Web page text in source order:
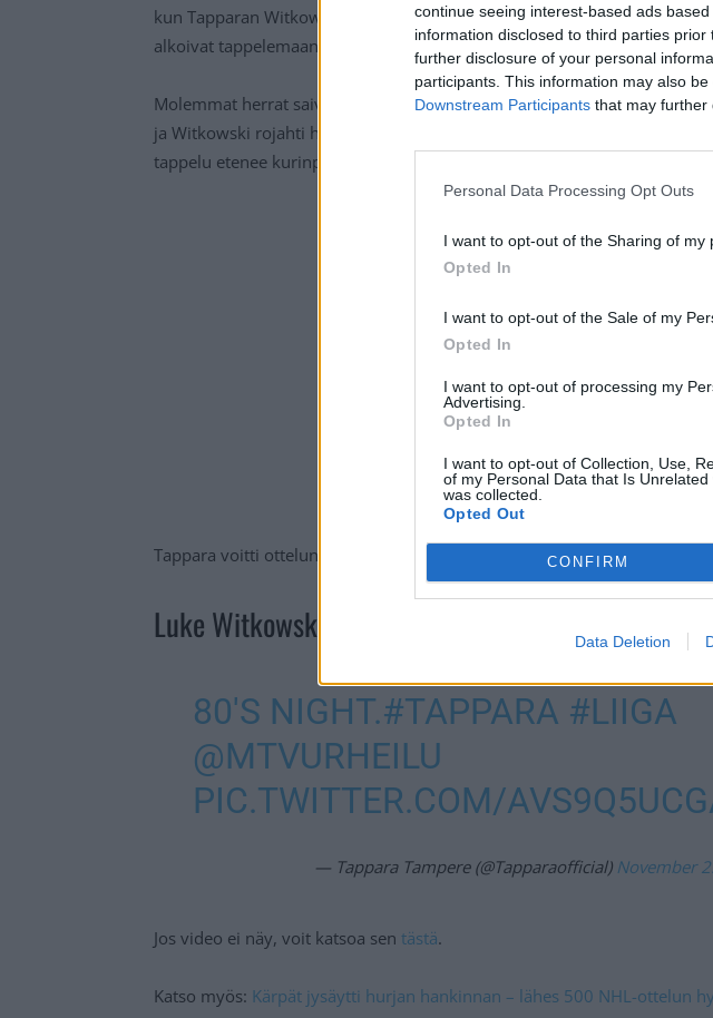
continue seeing interest-based ads
information disclosed to third parties
further disclosure of your personal
participants. This information may also
Downstream Participants that may further
Personal Data Processing Opt Outs
I want to opt-out of the Sharing of my
Opted In
I want to opt-out of the Sale of my
Opted In
I want to opt-out of processing my
Advertising.
Opted In
I want to opt-out of Collection, Use,
of my Personal Data that Is
was collected.
Opted Out
CONFIRM
Data Deletion
kun Tapparan Witkowski ja TPS:n Lauridsen heittivät heti aloituksen
alkoivat tappelemaan.
Molemmat herrat saivat muutamia iskuja perille ja mylly päättyi lopulta
ja Witkowski rojahti hänen mukanaan jään pintaan. Liiga tiedotti ottelun
tappelu etenee kurinpitodelegaation käsittelyyn.
Tappara voitti ottelun rankkarikisan jälkeen maalein 3-2.
Luke Witkowski vastaan Oliver Lauridsen:
80'S NIGHT.#TAPPARA #LIIGA
@MTVURHEILU
PIC.TWITTER.COM/
— Tappara Tampere (@Tapparaofficial) November
Jos video ei näy, voit katsoa sen tästä.
Katso myös: Kärpät jysäytti hurjan hankinnan – lähes 500 NHL-ottelun